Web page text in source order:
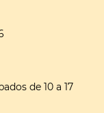
de 10 a 17